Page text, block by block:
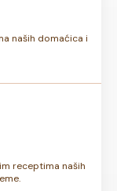
naših domaćica i
receptima naših